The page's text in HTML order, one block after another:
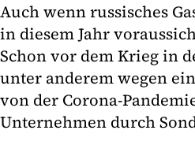
Auch wenn russisches
in diesem Jahr
Schon vor dem Krieg in
unter anderem wegen
von der Corona-
Unternehmen durch